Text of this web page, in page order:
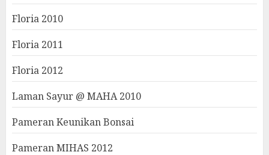
Floria 2010
Floria 2011
Floria 2012
Laman Sayur @ MAHA 2010
Pameran Keunikan Bonsai
Pameran MIHAS 2012